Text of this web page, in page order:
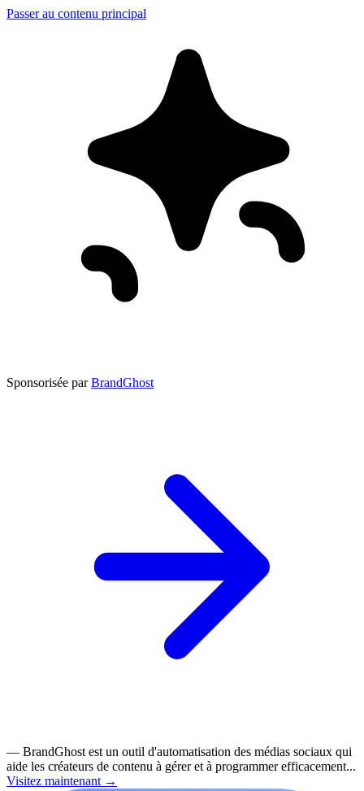
Passer au contenu principal
Sponsorisée par BrandGhost
— BrandGhost est un outil d'automatisation des médias sociaux qui
aide les créateurs de contenu à gérer et à programmer efficacement...
Visitez maintenant →